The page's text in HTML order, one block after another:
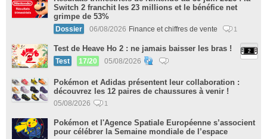
Switch 2 franchit les 23 millions et le bénéfice net
grimpe de 53%
Dossier 06/08/2026 Finance et chiffres de vente 1
Test de Heave Ho 2 : ne jamais baisser les bras !
Test 17/20 05/08/2026
Pokémon et Adidas présentent leur collaboration :
découvrez les 12 paires de chaussures à venir !
05/08/2026 1
Pokémon et l'Agence Spatiale Européenne s’associent
pour célébrer la Semaine mondiale de l’espace